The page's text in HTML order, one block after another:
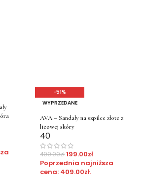
-51%
WYPRZEDANE
AVA – Sandały na szpilce złote z
licowej skóry
40
409.00zł199.00zł
Poprzednia najniższa
cena: 409.00zł.